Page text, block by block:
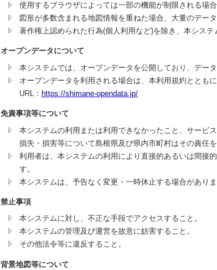
使用するブラウザによっては一部の機能が制限される場合
図形が多数含まれる地図情報を重ねた場合、大量のデー
著作権上認められた行為(個人利用など)を除き、本シス
オープンデータについて
本システムでは、オープンデータを公開しており、デー
オープンデータを利用される場合は、本利用規約ととも
URL： https://shimane-opendata.jp/
免責事項等について
本システムの利用または利用できなかったこと、サービ
損失・損害等について島根県及び県内市町村はその責任を
利用者は、本システムの利用により直接的あるいは間接
す。
本システムは、予告なく変更・一時休止する場合がありま
禁止事項
本システムに対し、不正な手段でアクセスすること。
本システムの管理及び運営を故意に妨害すること。
その他法令等に違反すること。
背景地図等について